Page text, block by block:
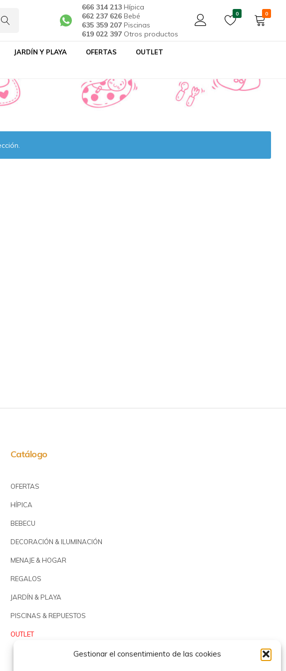
Gestionar el consentimiento de las cookies
666 314 213 Hípica
662 237 626 Bebé
635 359 207 Piscinas
619 022 397 Otros productos
0 0
JARDÍN Y PLAYA OFERTAS
OUTLET
Catálogo
OFERTAS
HÍPICA
BEBECU
DECORACIÓN & ILUMINACIÓN
MENAJE & HOGAR
REGALOS
JARDÍN & PLAYA
PISCINAS & REPUESTOS
OUTLET